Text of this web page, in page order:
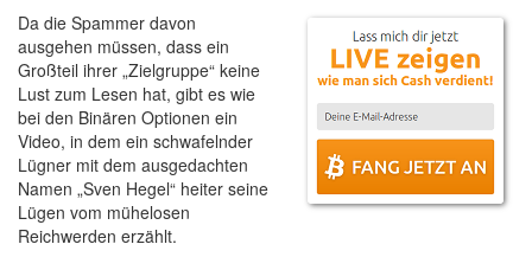
Da die Spammer davon
ausgehen müssen, dass ein
Großteil ihrer „Zielgruppe“ keine
Lust zum Lesen hat, gibt es wie
bei den Binären Optionen ein
Video, in dem ein schwafelnder
Lügner mit dem ausgedachten
Namen „Sven Hegel“ heiter seine
Lügen vom mühelosen
Reichwerden erzählt.